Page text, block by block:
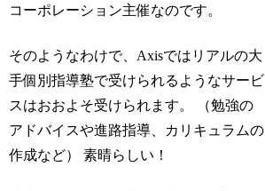
コーポレーション主催なのです。
そのようなわけで、Axisではリアルの大
手個別指導塾で受けられるようなサービ
スはおおよそ受けられます。 （勉強の
アドバイスや進路指導、カリキュラムの
作成など） 素晴らしい！